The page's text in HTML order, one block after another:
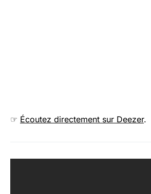
☞ Écoutez directement sur Deezer.